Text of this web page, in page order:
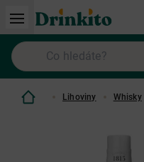
Lihoviny Whisky